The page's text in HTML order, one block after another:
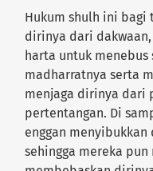
Hukum shulh ini bagi
dirinya dari
harta untuk
madharratnya serta
menjaga dirinya dari
pertentangan. Di
enggan
sehingga mereka